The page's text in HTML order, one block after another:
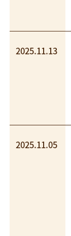
2025.11.13
2025.11.05